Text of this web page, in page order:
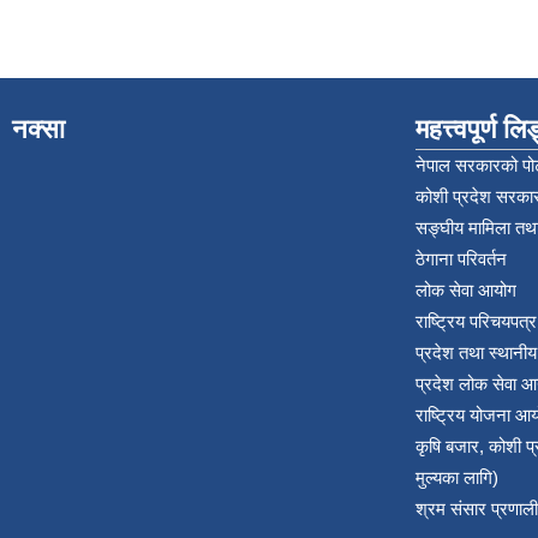
नक्सा महत्त्वपूर्ण
नेपाल सरकारको
कोशी प्रदेश
सङ्‍घीय मामिला
ठेगाना परिवर्तन
लोक सेवा आयोग
राष्ट्रिय
प्रदेश तथा
प्रदेश लोक सेवा
राष्ट्रिय योजना
कृषि बजार, कोशी
मुल्यका लागि)
श्रम संसार प्रणाली